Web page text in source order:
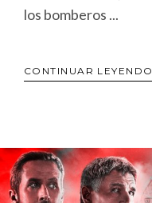
los bomberos
CONTINUAR LEYENDO